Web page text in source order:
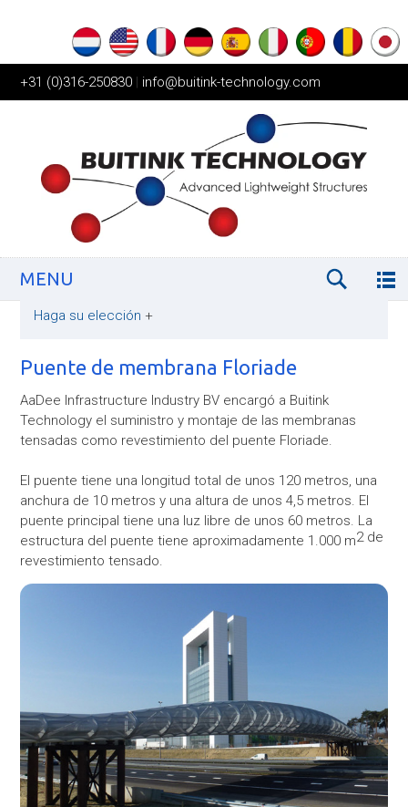
+31 (0)316-250830 | info@buitink-technology.com
MENU
Haga su elección +
Puente de membrana Floriade
AaDee Infrastructure Industry BV encargó a Buitink
Technology el suministro y montaje de las membranas
tensadas como revestimiento del puente Floriade.
El puente tiene una longitud total de unos 120 metros, una
anchura de 10 metros y una altura de unos 4,5 metros. El
puente principal tiene una luz libre de unos 60 metros. La
estructura del puente tiene aproximadamente 1.000 m2de
revestimiento tensado.